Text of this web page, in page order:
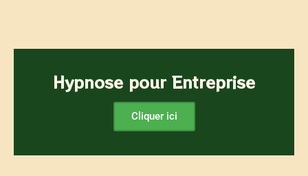
Hypnose pour Entreprise
Cliquer ici